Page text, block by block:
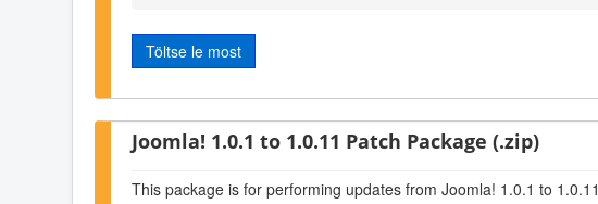
Töltse le most
Joomla! 1.0.1 to 1.0.11 Patch Package (.zip)
This package is for performing updates from Joomla! 1.0.1 to 1.0.11